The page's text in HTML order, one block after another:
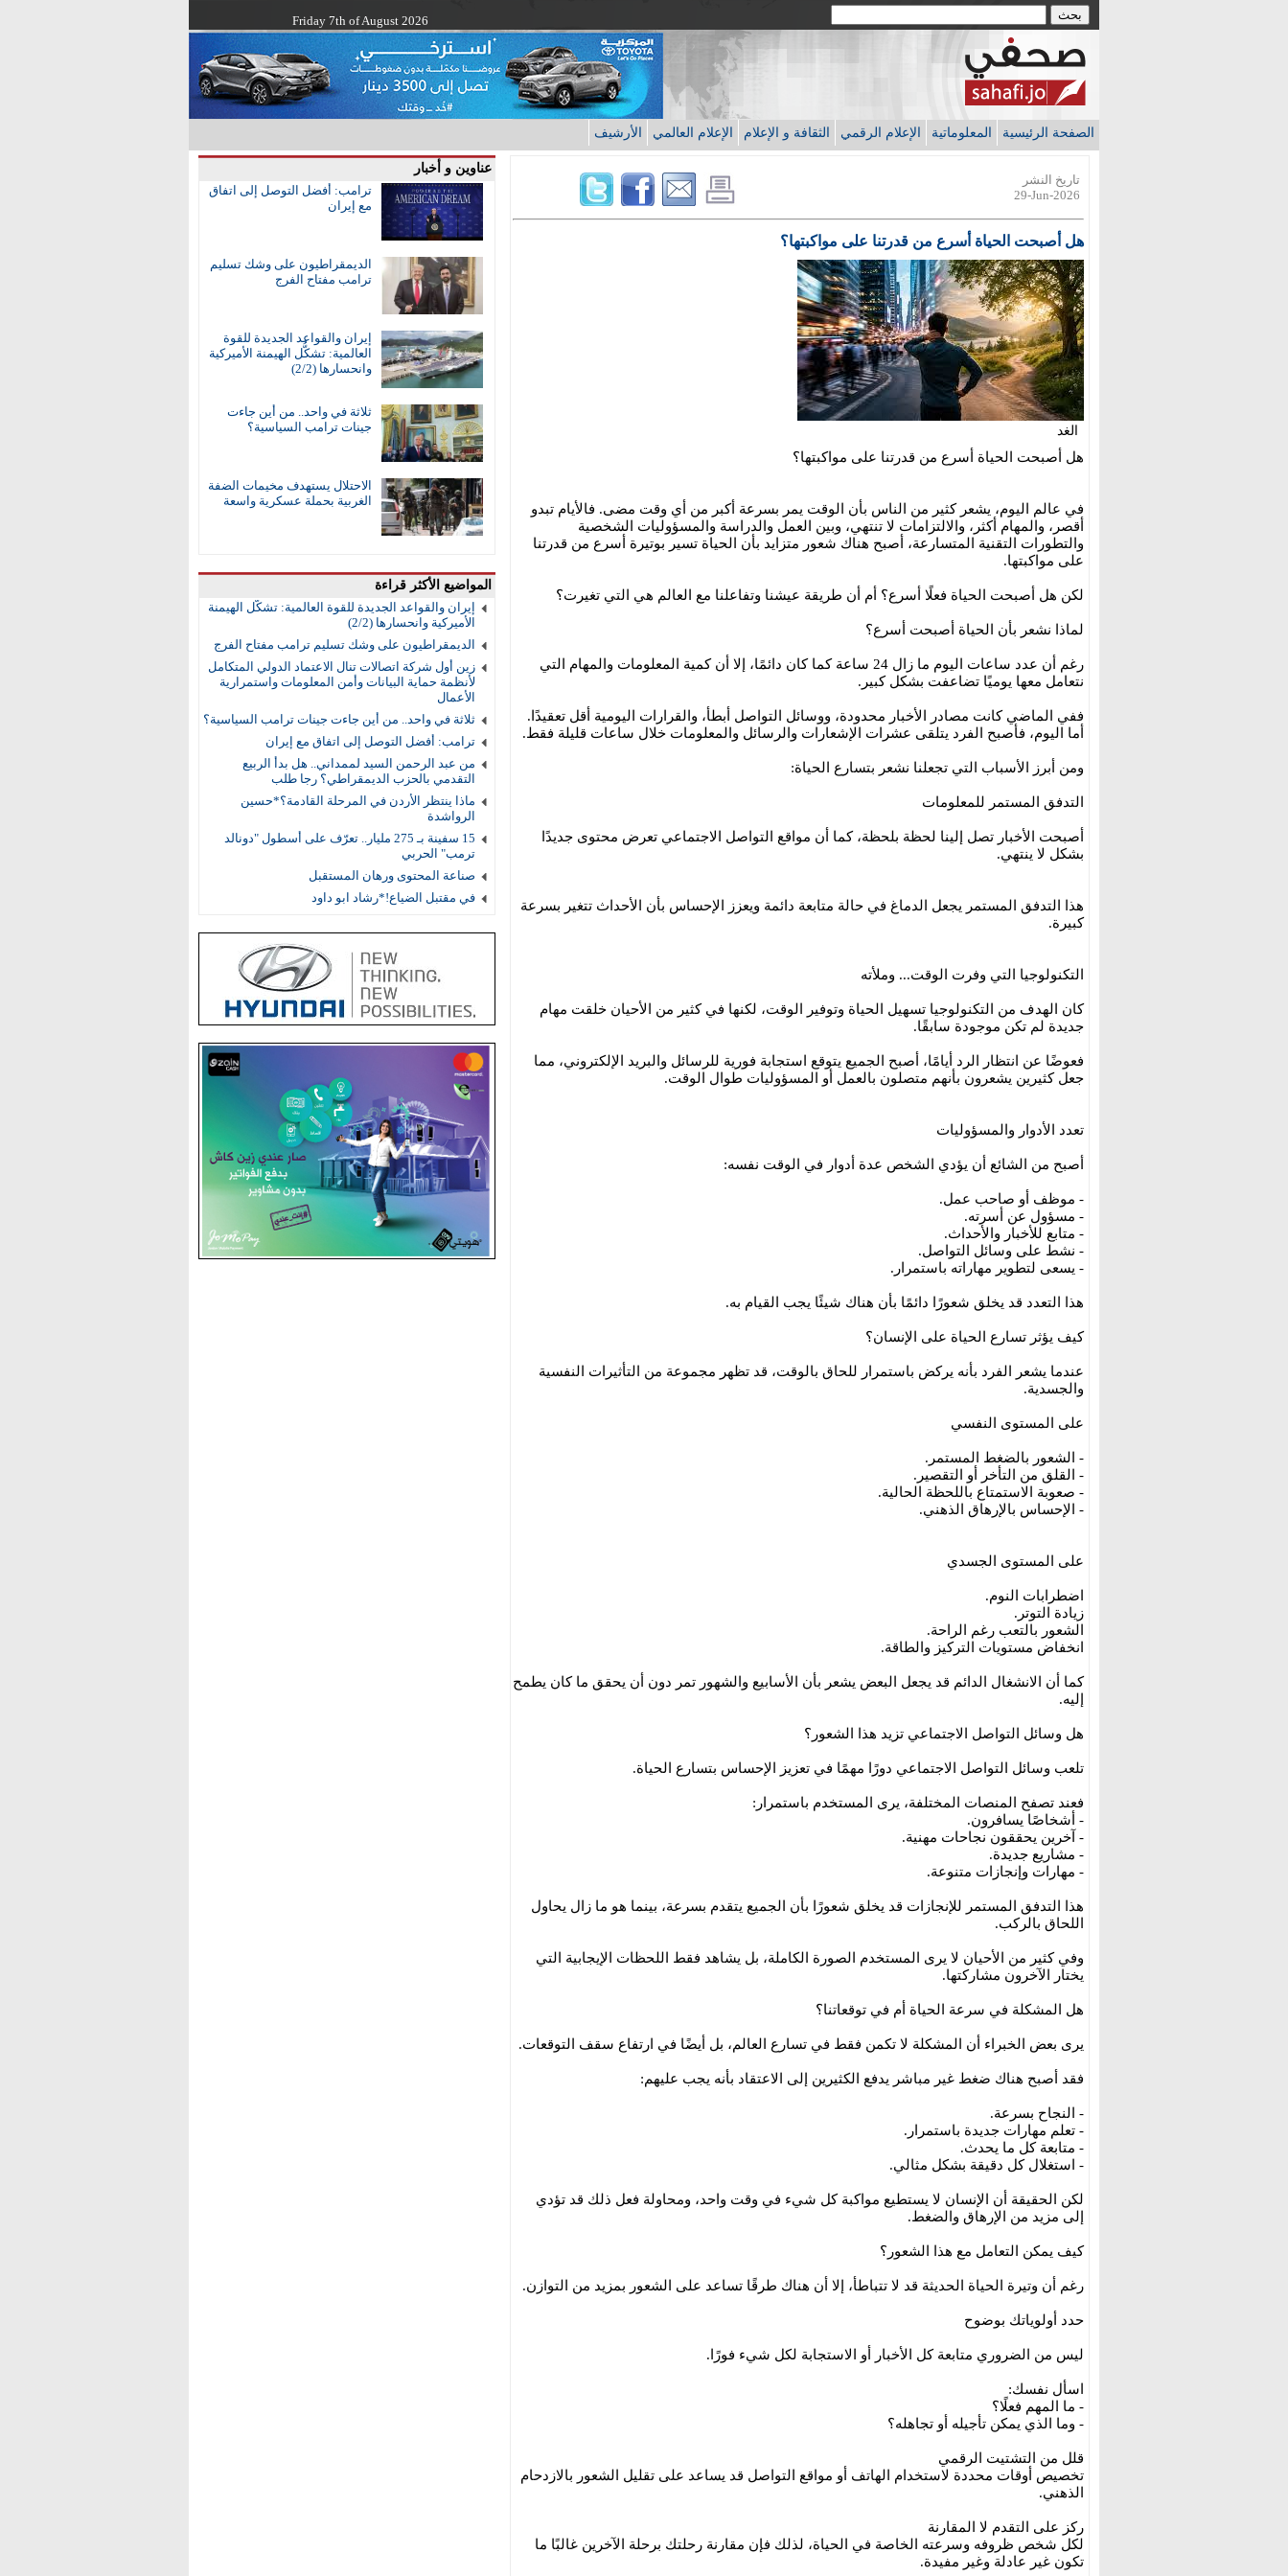
Friday 7th of August 2026
الصفحة الرئيسية المعلوماتية الإعلام الرقمي الثقافة و الإعلام الإعلام العالمي الأرشيف
عناوين و أخبار
ترامب: أفضل التوصل إلى اتفاق
مع إيران
الديمقراطيون على وشك تسليم
ترامب مفتاح الفرج
إيران والقواعد الجديدة للقوة
العالمية: تشكُّل الهيمنة الأميركية
وانحسارها (2/2)
ثلاثة في واحد.. من أين جاءت
جينات ترامب السياسية؟
الاحتلال يستهدف مخيمات الضفة
الغربية بحملة عسكرية واسعة
المواضيع الأكثر قراءة
إيران والقواعد الجديدة للقوة العالمية: تشكُّل الهيمنة
الأميركية وانحسارها (2/2)
الديمقراطيون على وشك تسليم ترامب مفتاح الفرج
زين أول شركة اتصالات تنال الاعتماد الدولي المتكامل
لأنظمة حماية البيانات وأمن المعلومات واستمرارية
الأعمال
ثلاثة في واحد.. من أين جاءت جينات ترامب السياسية؟
ترامب: أفضل التوصل إلى اتفاق مع إيران
من عبد الرحمن السيد لممداني.. هل بدأ الربيع
التقدمي بالحزب الديمقراطي؟ رجا طلب
ماذا ينتظر الأردن في المرحلة القادمة؟*حسين
الرواشدة
15 سفينة بـ 275 مليار.. تعرّف على أسطول "دونالد
ترمب" الحربي
صناعة المحتوى ورهان المستقبل
في مقتبل الضياع!*رشاد ابو داود
تاريخ النشر
29-Jun-2026
هل أصبحت الحياة أسرع من قدرتنا على مواكبتها؟
الغد
هل أصبحت الحياة أسرع من قدرتنا على مواكبتها؟
في عالم اليوم، يشعر كثير من الناس بأن الوقت يمر بسرعة أكبر من أي وقت مضى. فالأيام تبدو
أقصر، والمهام أكثر، والالتزامات لا تنتهي، وبين العمل والدراسة والمسؤوليات الشخصية
والتطورات التقنية المتسارعة، أصبح هناك شعور متزايد بأن الحياة تسير بوتيرة أسرع من قدرتنا
على مواكبتها.
لكن هل أصبحت الحياة فعلًا أسرع؟ أم أن طريقة عيشنا وتفاعلنا مع العالم هي التي تغيرت؟
لماذا نشعر بأن الحياة أصبحت أسرع؟
رغم أن عدد ساعات اليوم ما زال 24 ساعة كما كان دائمًا، إلا أن كمية المعلومات والمهام التي
نتعامل معها يوميًا تضاعفت بشكل كبير.
ففي الماضي كانت مصادر الأخبار محدودة، ووسائل التواصل أبطأ، والقرارات اليومية أقل تعقيدًا.
أما اليوم، فأصبح الفرد يتلقى عشرات الإشعارات والرسائل والمعلومات خلال ساعات قليلة فقط.
ومن أبرز الأسباب التي تجعلنا نشعر بتسارع الحياة:
التدفق المستمر للمعلومات
أصبحت الأخبار تصل إلينا لحظة بلحظة، كما أن مواقع التواصل الاجتماعي تعرض محتوى جديدًا
بشكل لا ينتهي.
هذا التدفق المستمر يجعل الدماغ في حالة متابعة دائمة ويعزز الإحساس بأن الأحداث تتغير بسرعة
كبيرة.
التكنولوجيا التي وفرت الوقت... وملأته
كان الهدف من التكنولوجيا تسهيل الحياة وتوفير الوقت، لكنها في كثير من الأحيان خلقت مهام
جديدة لم تكن موجودة سابقًا.
فعوضًا عن انتظار الرد أيامًا، أصبح الجميع يتوقع استجابة فورية للرسائل والبريد الإلكتروني، مما
جعل كثيرين يشعرون بأنهم متصلون بالعمل أو المسؤوليات طوال الوقت.
تعدد الأدوار والمسؤوليات
أصبح من الشائع أن يؤدي الشخص عدة أدوار في الوقت نفسه:
- موظف أو صاحب عمل.
- مسؤول عن أسرته.
- متابع للأخبار والأحداث.
- نشط على وسائل التواصل.
- يسعى لتطوير مهاراته باستمرار.
هذا التعدد قد يخلق شعورًا دائمًا بأن هناك شيئًا يجب القيام به.
كيف يؤثر تسارع الحياة على الإنسان؟
عندما يشعر الفرد بأنه يركض باستمرار للحاق بالوقت، قد تظهر مجموعة من التأثيرات النفسية
والجسدية.
على المستوى النفسي
- الشعور بالضغط المستمر.
- القلق من التأخر أو التقصير.
- صعوبة الاستمتاع باللحظة الحالية.
- الإحساس بالإرهاق الذهني.
على المستوى الجسدي
اضطرابات النوم.
زيادة التوتر.
الشعور بالتعب رغم الراحة.
انخفاض مستويات التركيز والطاقة.
كما أن الانشغال الدائم قد يجعل البعض يشعر بأن الأسابيع والشهور تمر دون أن يحقق ما كان يطمح
إليه.
هل وسائل التواصل الاجتماعي تزيد هذا الشعور؟
تلعب وسائل التواصل الاجتماعي دورًا مهمًا في تعزيز الإحساس بتسارع الحياة.
فعند تصفح المنصات المختلفة، يرى المستخدم باستمرار:
- أشخاصًا يسافرون.
- آخرين يحققون نجاحات مهنية.
- مشاريع جديدة.
- مهارات وإنجازات متنوعة.
هذا التدفق المستمر للإنجازات قد يخلق شعورًا بأن الجميع يتقدم بسرعة، بينما هو ما زال يحاول
اللحاق بالركب.
وفي كثير من الأحيان لا يرى المستخدم الصورة الكاملة، بل يشاهد فقط اللحظات الإيجابية التي
يختار الآخرون مشاركتها.
هل المشكلة في سرعة الحياة أم في توقعاتنا؟
يرى بعض الخبراء أن المشكلة لا تكمن فقط في تسارع العالم، بل أيضًا في ارتفاع سقف التوقعات.
فقد أصبح هناك ضغط غير مباشر يدفع الكثيرين إلى الاعتقاد بأنه يجب عليهم:
- النجاح بسرعة.
- تعلم مهارات جديدة باستمرار.
- متابعة كل ما يحدث.
- استغلال كل دقيقة بشكل مثالي.
لكن الحقيقة أن الإنسان لا يستطيع مواكبة كل شيء في وقت واحد، ومحاولة فعل ذلك قد تؤدي
إلى مزيد من الإرهاق والضغط.
كيف يمكن التعامل مع هذا الشعور؟
رغم أن وتيرة الحياة الحديثة قد لا تتباطأ، إلا أن هناك طرقًا تساعد على الشعور بمزيد من التوازن.
حدد أولوياتك بوضوح
ليس من الضروري متابعة كل الأخبار أو الاستجابة لكل شيء فورًا.
اسأل نفسك:
- ما المهم فعلًا؟
- وما الذي يمكن تأجيله أو تجاهله؟
قلل من التشتيت الرقمي
تخصيص أوقات محددة لاستخدام الهاتف أو مواقع التواصل قد يساعد على تقليل الشعور بالازدحام
الذهني.
ركز على التقدم لا المقارنة
لكل شخص ظروفه وسرعته الخاصة في الحياة، لذلك فإن مقارنة رحلتك برحلة الآخرين غالبًا ما
تكون غير عادلة وغير مفيدة.